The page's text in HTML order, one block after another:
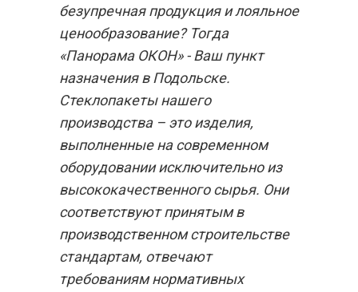
безупречная продукция и лояльное
ценообразование? Тогда
«Панорама ОКОН» - Ваш пункт
назначения в Подольске.
Стеклопакеты нашего
производства – это изделия,
выполненные на современном
оборудовании исключительно из
высококачественного сырья. Они
соответствуют принятым в
производственном строительстве
стандартам, отвечают
требованиям нормативных